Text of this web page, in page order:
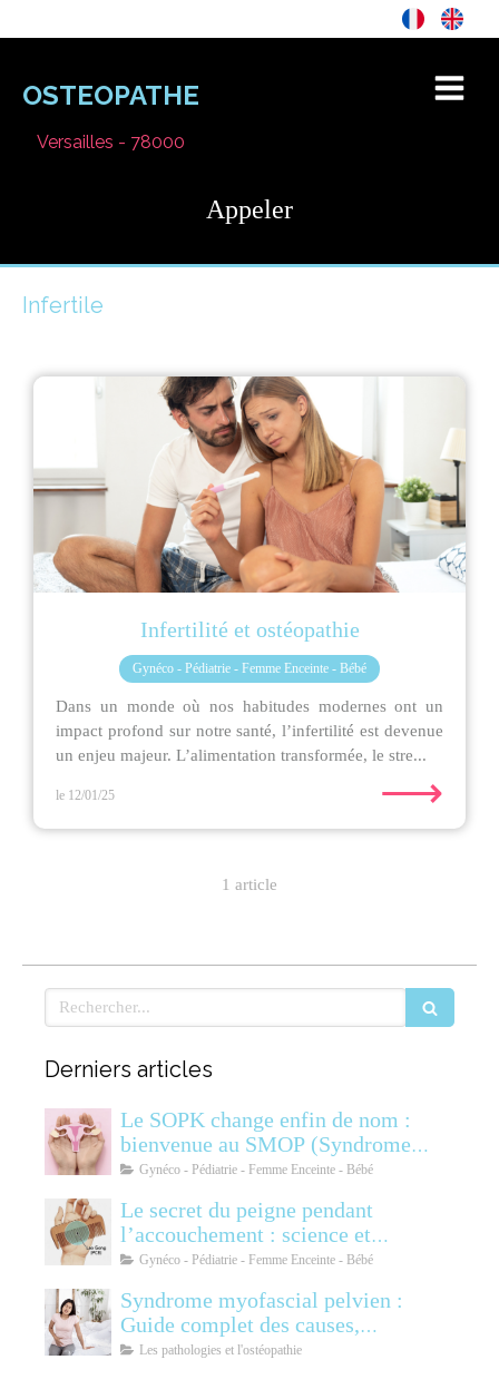
OSTEOPATHE
Versailles - 78000
Appeler
Infertile
Infertilité et ostéopathie
Gynéco - Pédiatrie - Femme Enceinte - Bébé
Dans un monde où nos habitudes modernes ont un
impact profond sur notre santé, l’infertilité est devenue
un enjeu majeur. L’alimentation transformée, le stre...
le 12/01/25 ⟶
1 article
Rechercher
Derniers articles
Le SOPK change enfin de nom :
bienvenue au SMOP (Syndrome
Métabolique Ovarien
Gynéco - Pédiatrie - Femme Enceinte - Bébé
Le secret du peigne pendant
l’accouchement : science et
soulagement
Gynéco - Pédiatrie - Femme Enceinte - Bébé
Syndrome myofascial pelvien :
Guide complet des causes,
symptômes, diagnostic et
Les pathologies et l'ostéopathie